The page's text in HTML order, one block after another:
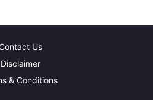
Contact Us
Disclaimer
& Conditions